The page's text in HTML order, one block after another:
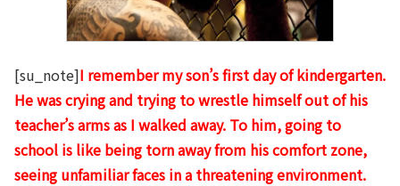
[su_note]I remember my son’s first day of kindergarten.
He was crying and trying to wrestle himself out of his
teacher’s arms as I walked away. To him, going to
school is like being torn away from his comfort zone,
seeing unfamiliar faces in a threatening environment.